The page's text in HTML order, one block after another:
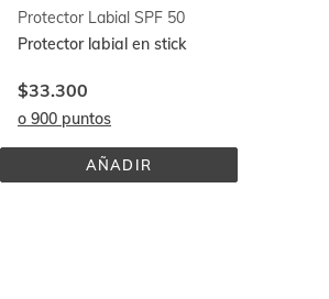
Protector Labial SPF 50
Protector labial en stick
$33.300
o 900 puntos
AÑADIRPROTECTOR